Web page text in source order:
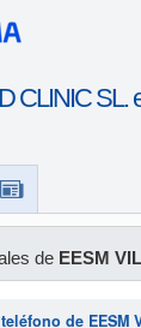
CLINIC SL.
de EESM
de EESM